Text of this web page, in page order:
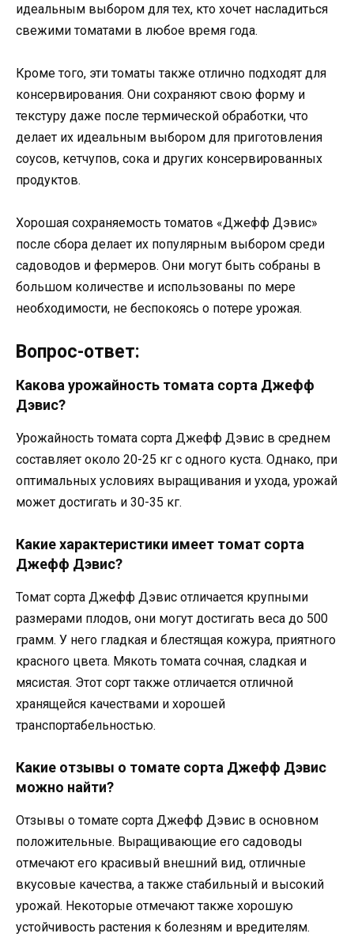
идеальным выбором для тех, кто хочет насладиться
свежими томатами в любое время года.
Кроме того, эти томаты также отлично подходят для
консервирования. Они сохраняют свою форму и
текстуру даже после термической обработки, что
делает их идеальным выбором для приготовления
соусов, кетчупов, сока и других консервированных
продуктов.
Хорошая сохраняемость томатов «Джефф Дэвис»
после сбора делает их популярным выбором среди
садоводов и фермеров. Они могут быть собраны в
большом количестве и использованы по мере
необходимости, не беспокоясь о потере урожая.
Вопрос-ответ:
Какова урожайность томата сорта Джефф
Дэвис?
Урожайность томата сорта Джефф Дэвис в среднем
составляет около 20-25 кг с одного куста. Однако, при
оптимальных условиях выращивания и ухода, урожай
может достигать и 30-35 кг.
Какие характеристики имеет томат сорта
Джефф Дэвис?
Томат сорта Джефф Дэвис отличается крупными
размерами плодов, они могут достигать веса до 500
грамм. У него гладкая и блестящая кожура, приятного
красного цвета. Мякоть томата сочная, сладкая и
мясистая. Этот сорт также отличается отличной
хранящейся качествами и хорошей
транспортабельностью.
Какие отзывы о томате сорта Джефф Дэвис
можно найти?
Отзывы о томате сорта Джефф Дэвис в основном
положительные. Выращивающие его садоводы
отмечают его красивый внешний вид, отличные
вкусовые качества, а также стабильный и высокий
урожай. Некоторые отмечают также хорошую
устойчивость растения к болезням и вредителям.